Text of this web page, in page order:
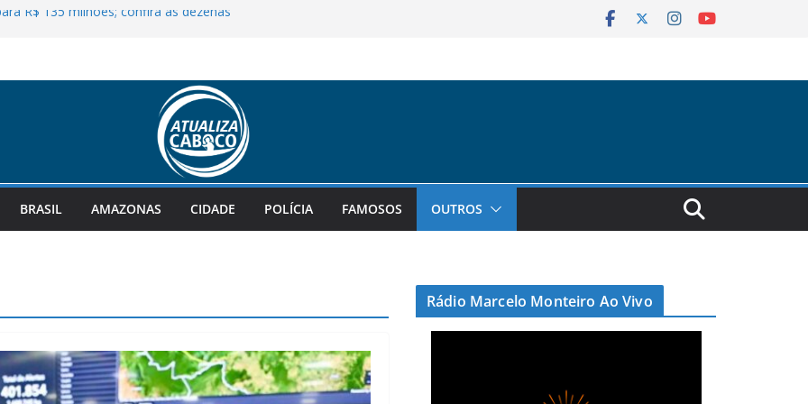
R$ 135 milhões; confira as dezenas
a facadas pelo companheiro em
como violência de gênero
como Patrimônio Mundial
velha política”, diz Roberto Cidade ao
Sul de Manaus
BRASIL AMAZONAS CIDADE POLÍCIA FAMOSOS OUTROS
Rádio Marcelo Monteiro Ao Vivo